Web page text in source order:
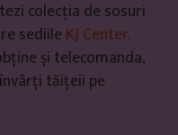
colecția de sosuri
sediile KJ Center.
și telecomanda,
tăițeii pe